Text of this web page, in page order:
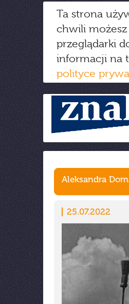
Ta strona
chwili
przeglądarki
informacji na
polityce
Aleksandra
25.07.2022